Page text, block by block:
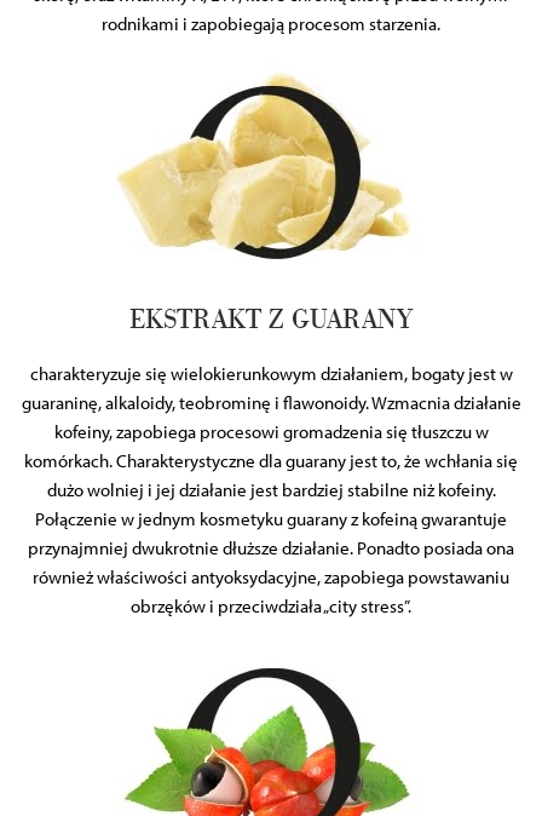
elektrycznych od Ciebie lub uzyskiwanych podczas
korzystania z ich usług.
rodnikami i zapobiegają procesom starzenia.
EKSTRAKT Z GUARANY
charakteryzuje się wielokierunkowym działaniem, bogaty jest w
guaraninę, alkaloidy, teobrominę i flawonoidy. Wzmacnia działanie
kofeiny, zapobiega procesowi gromadzenia się tłuszczu w
komórkach. Charakterystyczne dla guarany jest to, że wchłania się
dużo wolniej i jej działanie jest bardziej stabilne niż kofeiny.
Połączenie w jednym kosmetyku guarany z kofeiną gwarantuje
przynajmniej dwukrotnie dłuższe działanie. Ponadto posiada ona
również właściwości antyoksydacyjne, zapobiega powstawaniu
obrzęków i przeciwdziała „city stress”.